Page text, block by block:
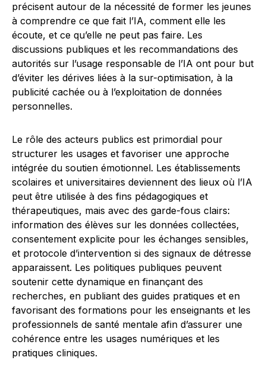
précisent autour de la nécessité de former les jeunes
à comprendre ce que fait l’IA, comment elle les
écoute, et ce qu’elle ne peut pas faire. Les
discussions publiques et les recommandations des
autorités sur l’usage responsable de l’IA ont pour but
d’éviter les dérives liées à la sur-optimisation, à la
publicité cachée ou à l’exploitation de données
personnelles.
Le rôle des acteurs publics est primordial pour
structurer les usages et favoriser une approche
intégrée du soutien émotionnel. Les établissements
scolaires et universitaires deviennent des lieux où l’IA
peut être utilisée à des fins pédagogiques et
thérapeutiques, mais avec des garde-fous clairs:
information des élèves sur les données collectées,
consentement explicite pour les échanges sensibles,
et protocole d’intervention si des signaux de détresse
apparaissent. Les politiques publiques peuvent
soutenir cette dynamique en finançant des
recherches, en publiant des guides pratiques et en
favorisant des formations pour les enseignants et les
professionnels de santé mentale afin d’assurer une
cohérence entre les usages numériques et les
pratiques cliniques.